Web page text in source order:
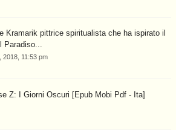
Kramarik pittrice spiritualista che ha ispirato il
Paradiso...
2018, 11:53 pm
Z: I Giorni Oscuri [Epub Mobi Pdf - Ita]